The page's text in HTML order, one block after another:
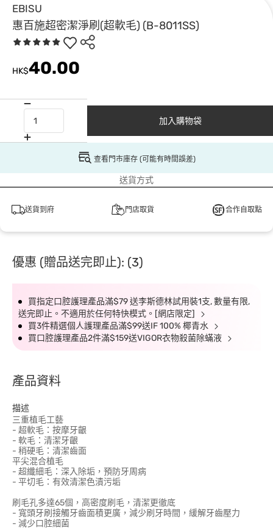
EBISU
惠百施超密潔淨刷(超軟毛) (B-8011SS)
HK$40.00
加入購物袋
查看門市庫存 (可能有時間誤差)
送貨方式
送貨到府 門店取貨 合作自取點
優惠 (贈品送完即止): (3)
買指定口腔護理產品滿$79 送李斯德林試用裝1支, 數量有限,
送完即止。不適用於任何特快模式。[網店限定]
買3件精選個人護理產品滿$99送IF 100% 椰青水
買口腔護理產品2件滿$159送VIGOR衣物殺菌除蟎液
產品資料
描述
三重植毛工藝
- 超軟毛：按摩牙齦
- 軟毛：清潔牙齦
- 稍硬毛：清潔齒面
平尖混合植毛
- 超纖細毛：深入除垢，預防牙周病
- 平切毛：有效清潔色漬污垢
刷毛孔多達65個，高密度刷毛，清潔更徹底
- 寬頭牙刷接觸牙齒面積更廣，減少刷牙時間，緩解牙齒壓力
- 減少口腔細菌